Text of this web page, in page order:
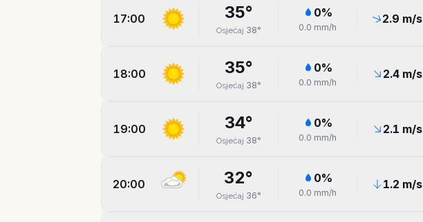
17:00 35°
Osjećaj 38°
0%
0.0 mm/h
2.9 m/s
18:00 35°
Osjećaj 38°
0%
0.0 mm/h
2.4m/s
19:00 34°
Osjećaj 38°
0%
0.0 mm/h
2.1 m/s
20:00 32°
Osjećaj 36°
0%
0.0 mm/h
1.2 m/s